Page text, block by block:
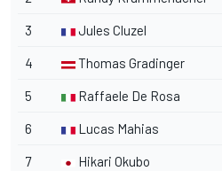
3 Jules Cluzel
4 Thomas Gradinger
5 Raffaele De Rosa
6 Lucas Mahias
7 Hikari Okubo